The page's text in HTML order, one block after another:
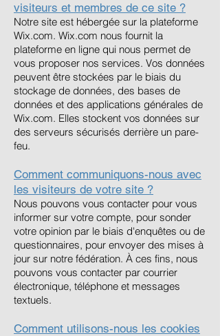
visiteurs et membres de ce site ?
Notre site est hébergée sur la plateforme
Wix.com. Wix.com nous fournit la
plateforme en ligne qui nous permet de
vous proposer nos services. Vos données
peuvent être stockées par le biais du
stockage de données, des bases de
données et des applications générales de
Wix.com. Elles stockent vos données sur
des serveurs sécurisés derrière un pare-
feu.
Comment communiquons-nous avec
les visiteurs de votre site ?
Nous pouvons vous contacter pour vous
informer sur votre compte, pour sonder
votre opinion par le biais d'enquêtes ou de
questionnaires, pour envoyer des mises à
jour sur notre fédération. À ces fins, nous
pouvons vous contacter par courrier
électronique, téléphone et messages
textuels.
Comment utilisons-nous les cookies